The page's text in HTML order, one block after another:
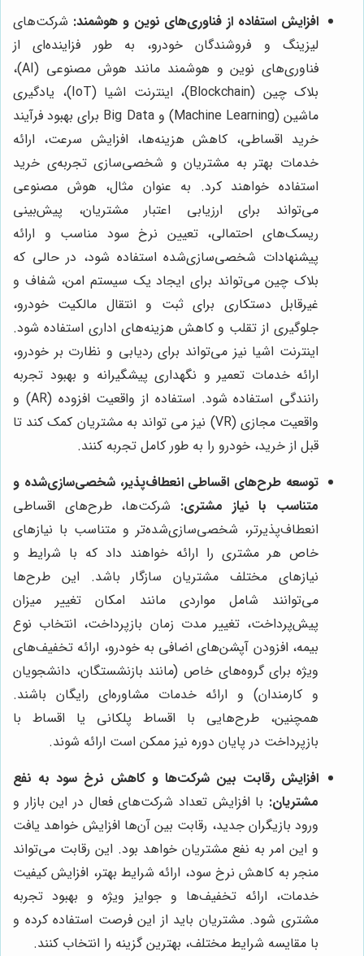
افزایش استفاده از فناوری‌های نوین و هوشمند: شرکت‌های
لیزینگ و فروشندگان خودرو، به طور فزاینده‌ای از
فناوری‌های نوین و هوشمند مانند هوش مصنوعی (AI)،
بلاک چین (Blockchain)، اینترنت اشیا (IoT)، یادگیری
ماشین (Machine Learning) و Big Data برای بهبود فرآیند
خرید اقساطی، کاهش هزینه‌ها، افزایش سرعت، ارائه
خدمات بهتر به مشتریان و شخصی‌سازی تجربه‌ی خرید
استفاده خواهند کرد. به عنوان مثال، هوش مصنوعی
می‌تواند برای ارزیابی اعتبار مشتریان، پیش‌بینی
ریسک‌های احتمالی، تعیین نرخ سود مناسب و ارائه
پیشنهادات شخصی‌سازی‌شده استفاده شود، در حالی که
بلاک چین می‌تواند برای ایجاد یک سیستم امن، شفاف و
غیرقابل دستکاری برای ثبت و انتقال مالکیت خودرو،
جلوگیری از تقلب و کاهش هزینه‌های اداری استفاده شود.
اینترنت اشیا نیز می‌تواند برای ردیابی و نظارت بر خودرو،
ارائه خدمات تعمیر و نگهداری پیشگیرانه و بهبود تجربه
رانندگی استفاده شود. استفاده از واقعیت افزوده (AR) و
واقعیت مجازی (VR) نیز می تواند به مشتریان کمک کند تا
قبل از خرید، خودرو را به طور کامل تجربه کنند.
توسعه طرح‌های اقساطی انعطاف‌پذیر، شخصی‌سازی‌شده و
متناسب با نیاز مشتری: شرکت‌ها، طرح‌های اقساطی
انعطاف‌پذیرتر، شخصی‌سازی‌شده‌تر و متناسب با نیازهای
خاص هر مشتری را ارائه خواهند داد که با شرایط و
نیازهای مختلف مشتریان سازگار باشد. این طرح‌ها
می‌توانند شامل مواردی مانند امکان تغییر میزان
پیش‌پرداخت، تغییر مدت زمان بازپرداخت، انتخاب نوع
بیمه، افزودن آپشن‌های اضافی به خودرو، ارائه تخفیف‌های
ویژه برای گروه‌های خاص (مانند بازنشستگان، دانشجویان
و کارمندان) و ارائه خدمات مشاوره‌ای رایگان باشند.
همچنین، طرح‌هایی با اقساط پلکانی یا اقساط با
بازپرداخت در پایان دوره نیز ممکن است ارائه شوند.
افزایش رقابت بین شرکت‌ها و کاهش نرخ سود به نفع
مشتریان: با افزایش تعداد شرکت‌های فعال در این بازار و
ورود بازیگران جدید، رقابت بین آن‌ها افزایش خواهد یافت
و این امر به نفع مشتریان خواهد بود. این رقابت می‌تواند
منجر به کاهش نرخ سود، ارائه شرایط بهتر، افزایش کیفیت
خدمات، ارائه تخفیف‌ها و جوایز ویژه و بهبود تجربه
مشتری شود. مشتریان باید از این فرصت استفاده کرده و
با مقایسه شرایط مختلف، بهترین گزینه را انتخاب کنند.